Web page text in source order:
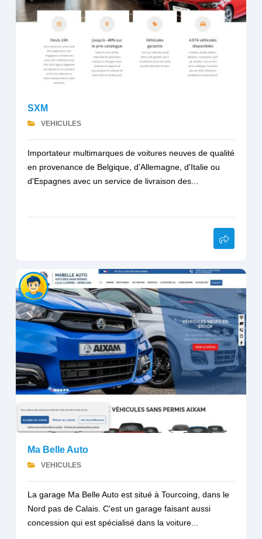
SXM
VEHICULES
Importateur multimarques de voitures neuves de qualité
en provenance de Belgique, d'Allemagne, d'Italie ou
d'Espagnes avec un service de livraison des...
Ma Belle Auto
VEHICULES
La garage Ma Belle Auto est situé à Tourcoing, dans le
Nord pas de Calais. C'est un garage faisant aussi
concession qui est spécialisé dans la voiture...